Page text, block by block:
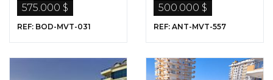
575.000 $
REF: BOD-MVT-031
Daireler
500.000 $
REF: ANT-MVT-557